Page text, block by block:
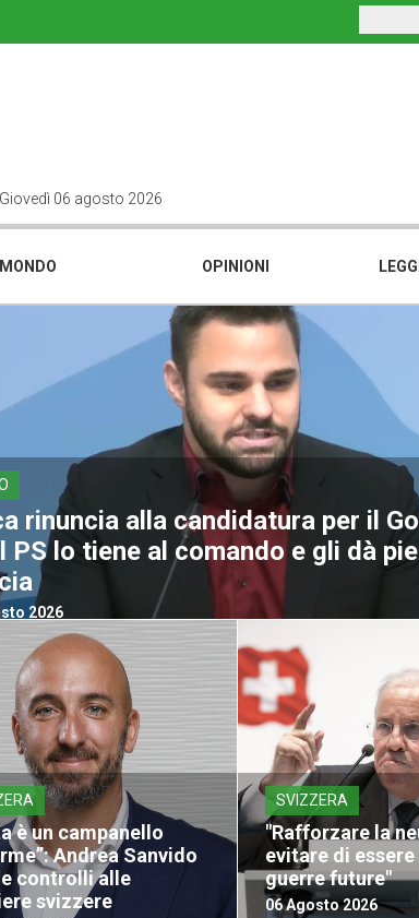
Giovedì 06 agosto 2026
MONDO OPINIONI
rinuncia alla candidatura per il
PS lo tiene al comando e gli dà
2026
è un campanello
Andrea Sanvido
controlli alle
svizzere
SVIZZERA
"Rafforzare la
evitare di
guerre future"
06 Agosto 2026